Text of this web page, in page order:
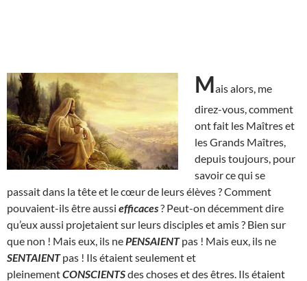
Mais alors, me
direz-vous, comment
ont fait les Maîtres et
les Grands Maîtres,
depuis toujours, pour
savoir ce qui se
passait dans la tête et le cœur de leurs élèves ? Comment
pouvaient-ils être aussi efficaces? Peut-on décemment dire
qu’eux aussi projetaient sur leurs disciples et amis ? Bien sur
que non ! Mais eux, ils ne PENSAIENTpas ! Mais eux, ils ne
SENTAIENTpas ! Ils étaient seulement et
pleinementCONSCIENTSdes choses et des êtres. Ils étaient